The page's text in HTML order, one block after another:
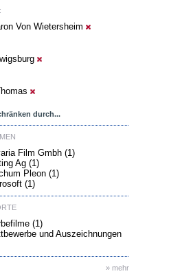
Von Wietersheim
durch...
Film Gmbh (1)
Ag (1)
Pleon (1)
(1)
(1)
und Auszeichnungen
» mehr